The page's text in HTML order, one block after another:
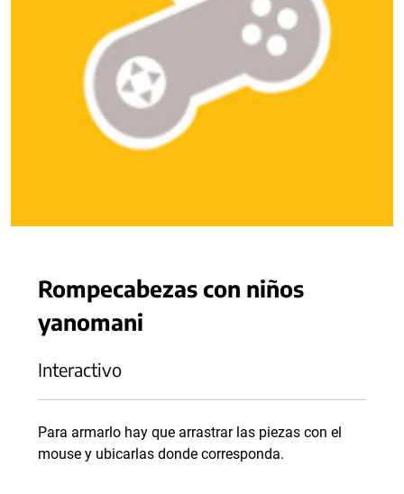
Rompecabezas con niños
yanomani
Interactivo
Para armarlo hay que arrastrar las piezas con el
mouse y ubicarlas donde corresponda.